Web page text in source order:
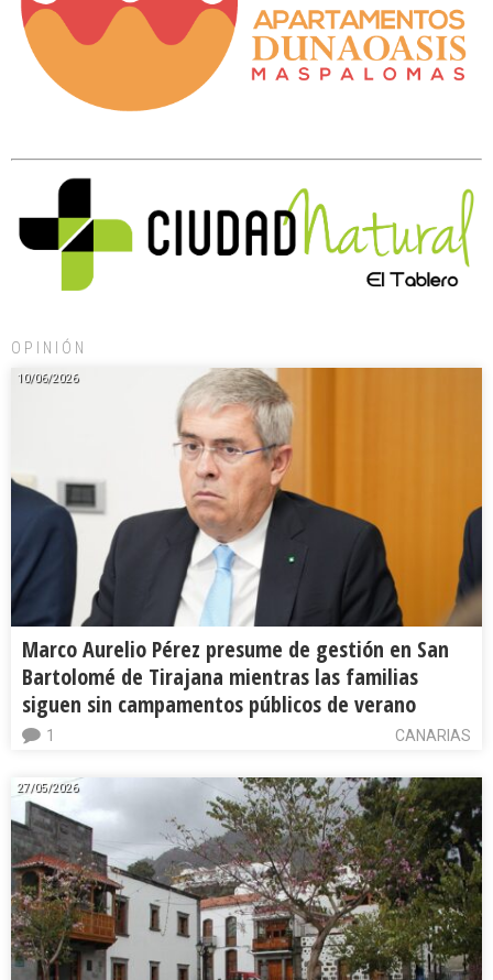
OPINIÓN
10/06/2026
Marco Aurelio Pérez presume de gestión en San
Bartolomé de Tirajana mientras las familias
siguen sin campamentos públicos de verano
CANARIAS
1
27/05/2026